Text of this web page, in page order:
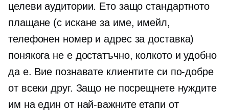
целеви аудитории. Ето защо стандартното
плащане (с искане за име, имейл,
телефонен номер и адрес за доставка)
понякога не е достатъчно, колкото и удобно
да е. Вие познавате клиентите си по-добре
от всеки друг. Защо не посрещнете нуждите
им на един от най-важните етапи от